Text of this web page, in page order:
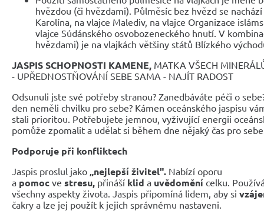
hvězdou (či hvězdami). Půlměsíc bez hvězd se
Karolína, na vlajce Malediv, na vlajce Organizace
vlajce Súdánského osvobozeneckého hnutí. V
hvězdami) je na vlajkách většiny států Blízkého
JASPIS SCHOPNOSTI KAMENE, MATKA VŠECH
- UPŘEDNOSTŇOVÁNÍ SEBE SAMA - NAJÍT RADOST
Odsunuli jste své potřeby stranou? Zanedbáváte péči o
den neměli chvilku pro sebe? Kámen oceánského jaspisu
stali prioritou. Potřebujete jemnou, vyživující energii
pomůže zpomalit a udělat si během dne nějaký čas pro
Podporuje při konfliktech
Jaspis proslul jako „nejlepší živitel". Nabízí oporu
a pomoc ve stresu, přináší klid a uvědomění celku.
všechny aspekty života. Jaspis připomíná lidem, aby si
čakry a lze jej použít k jejich správnému nastaveni.